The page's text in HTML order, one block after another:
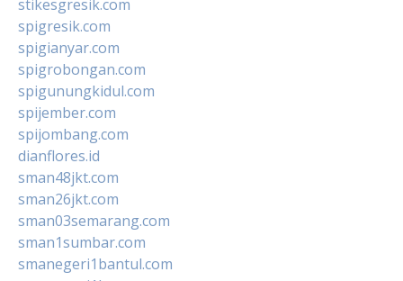
stikesgresik.com
spigresik.com
spigianyar.com
spigrobongan.com
spigunungkidul.com
spijember.com
spijombang.com
dianflores.id
sman48jkt.com
sman26jkt.com
sman03semarang.com
sman1sumbar.com
smanegeri1bantul.com